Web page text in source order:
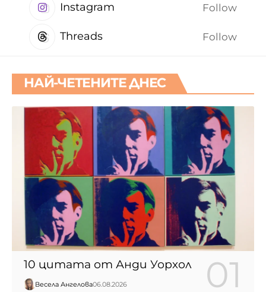
Instagram Follow
Threads Follow
НАЙ-ЧЕТЕНИТЕ ДНЕС
10 цитата от Анди Уорхол
Весела Ангелова06.08.2026